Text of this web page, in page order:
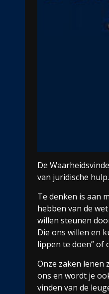
De
van juridische hulp.
Te denken is aan
hebben van de
willen steunen
Die ons willen en
lippen te doen” of
Onze zaken lenen
ons en wordt je
vinden van de